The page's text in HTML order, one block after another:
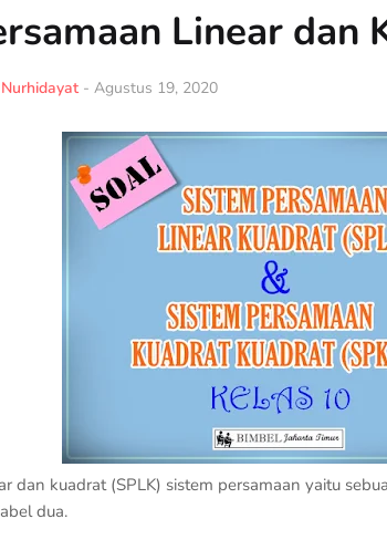
Linear dan
- Agustus 19, 2020
dan kuadrat (SPLK) sistem persamaan yaitu
dua.